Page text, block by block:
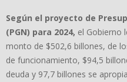
Según el proyecto de
(PGN) para 2024, el Gobierno
monto de $502,6 billones, de
de funcionamiento, $94,5
deuda y 97,7 billones se